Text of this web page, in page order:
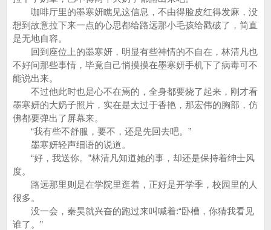
咖啡厅里的墨寒妍瞧见这信息，不由得脸皮红得发麻，没
想到故意拉下来一点的心思都给路远那小毛孩给戳破了，简直
是无地自容。
回到座位上的墨寒妍，明显有些神情的不自在，林清凡也
不好问那些事情，毕竟自己悄摸摸在墨寒妍手机下了病毒可不
能说出来。
不过他此时也是心不在焉的，全身都要烧了起来，刚才看
墨寒妍的大奶子照片，实在是太过于香艳，那宏伟的胸部，仿
佛都要弹出了屏幕来。
“我有些不舒服，要不，还是先回去吧。”
墨寒妍轻声细语的说道。
“好，我送你。”林清凡知道她的事，却还是保持着绅士风
度。
路远那里则是在学院里逛着，正好是开学季，校园里的人
很多。
没一会，秦昊就兴奋的跑过来叫喊着:“卧槽，你猜我看见
谁了。”